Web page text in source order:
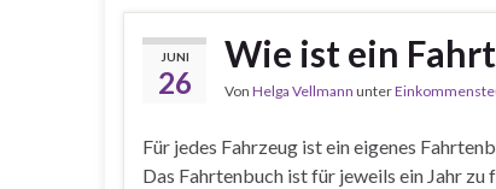
JUNI
26
Wie ist ein
Von Helga Vellmann unter
Für jedes Fahrzeug ist ein eigenes
Das Fahrtenbuch ist für jeweils ein Jahr